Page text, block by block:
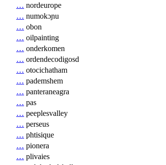
… nordeurope
… numokɔɲu
… obon
… oilpainting
… onderkomen
… ordendecodigosd
… otocichatham
… pademshem
… panteraneagra
… pas
… peeplesvalley
… perseus
… phtisique
… pionera
… plivaies